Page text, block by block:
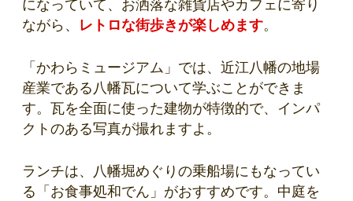
になっていて、お洒落な雑貨店やカフェに寄り
ながら、 レトロな街歩きが楽しめます。
「かわらミュージアム」では、近江八幡の地場
産業である八幡瓦について学ぶことができま
す。瓦を全面に使った建物が特徴的で、インパ
クトのある写真が撮れますよ。
ランチは、八幡堀めぐりの乗船場にもなってい
る「お食事処和でん」がおすすめです。中庭を